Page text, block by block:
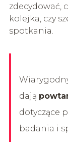
zdecydować,
kolejka, czy
spotkania.
dają
dotyczące
badania i